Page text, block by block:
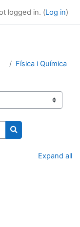
logged in. (Log in)
Física i Química
Search courses
Expand all